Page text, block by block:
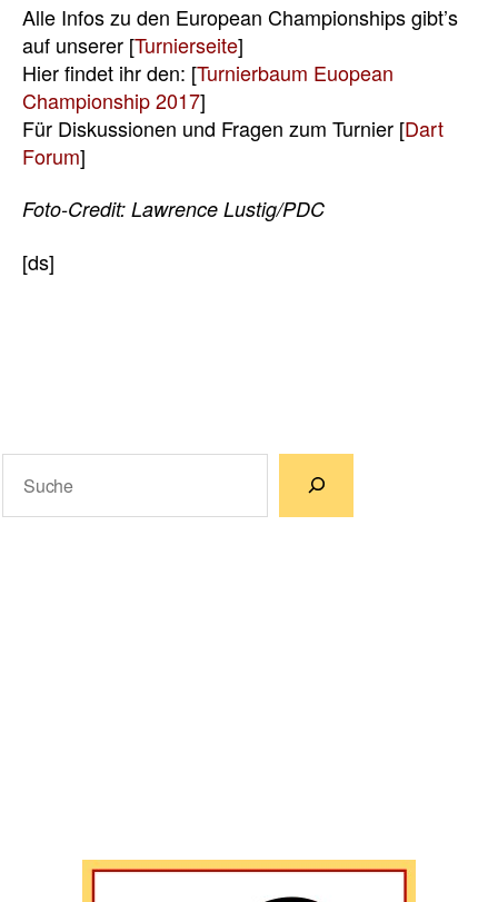
Alle Infos zu den European Championships gibt’s
auf unserer [Turnierseite]
Hier findet ihr den: [Turnierbaum Euopean
Championship 2017]
Für Diskussionen und Fragen zum Turnier [Dart
Forum]
Foto-Credit: Lawrence Lustig/PDC
[ds]